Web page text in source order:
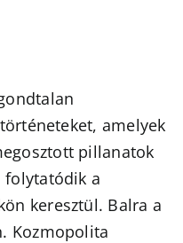
amelyek
pillanatok
folytatódik a
keresztül. Balra a
Kozmopolita